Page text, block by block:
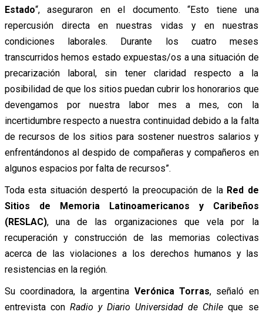
Estado“, aseguraron en el documento. “Esto tiene una
repercusión directa en nuestras vidas y en nuestras
condiciones laborales. Durante los cuatro meses
transcurridos hemos estado expuestas/os a una situación de
precarización laboral, sin tener claridad respecto a la
posibilidad de que los sitios puedan cubrir los honorarios que
devengamos por nuestra labor mes a mes, con la
incertidumbre respecto a nuestra continuidad debido a la falta
de recursos de los sitios para sostener nuestros salarios y
enfrentándonos al despido de compañeras y compañeros en
algunos espacios por falta de recursos”.
Toda esta situación despertó la preocupación de la Red de
Sitios de Memoria Latinoamericanos y Caribeños
(RESLAC), una de las organizaciones que vela por la
recuperación y construcción de las memorias colectivas
acerca de las violaciones a los derechos humanos y las
resistencias en la región.
Su coordinadora, la argentina Verónica Torras, señaló en
entrevista con Radio y Diario Universidad de Chileque se